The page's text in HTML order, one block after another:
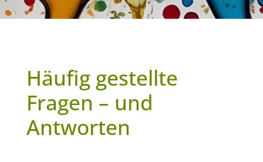
Häufig gestellte
Fragen – und
Antworten